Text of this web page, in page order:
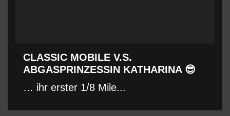
CLASSIC MOBILE V.S.
ABGASPRINZESSIN KATHARINA 😎
… ihr erster 1/8 Mile...